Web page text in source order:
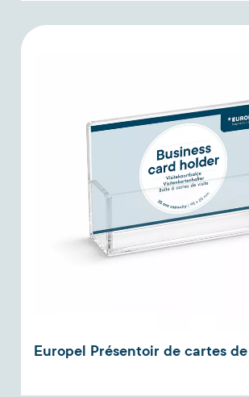
Europel Présentoir de cartes